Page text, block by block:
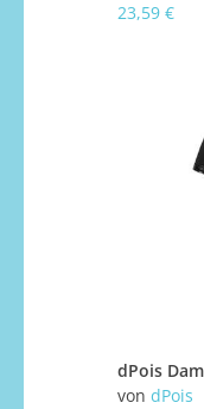
23,59 €
von dPois